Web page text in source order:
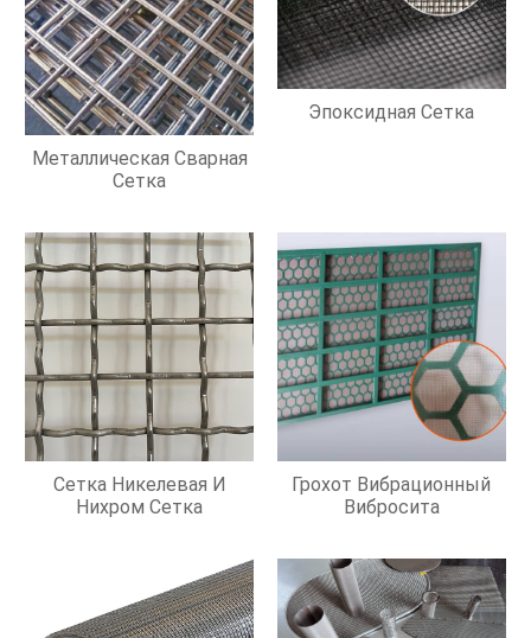
Металлическая Сварная
Сетка
Эпоксидная Сетка
Сетка Никелевая И
Нихром Сетка
Грохот Вибрационный
Вибросита